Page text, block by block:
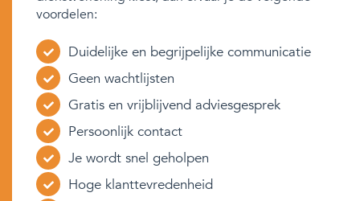
voordelen:
Duidelijke en begrijpelijke communicatie
Geen wachtlijsten
Gratis en vrijblijvend adviesgesprek
Persoonlijk contact
Je wordt snel geholpen
Hoge klanttevredenheid